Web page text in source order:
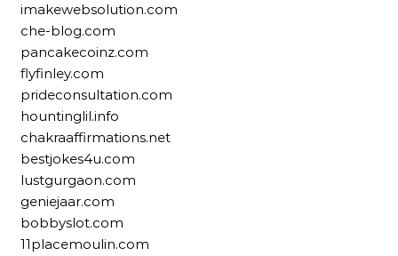
imakewebsolution.com
che-blog.com
pancakecoinz.com
flyfinley.com
prideconsultation.com
hountinglil.info
chakraaffirmations.net
bestjokes4u.com
lustgurgaon.com
geniejaar.com
bobbyslot.com
11placemoulin.com